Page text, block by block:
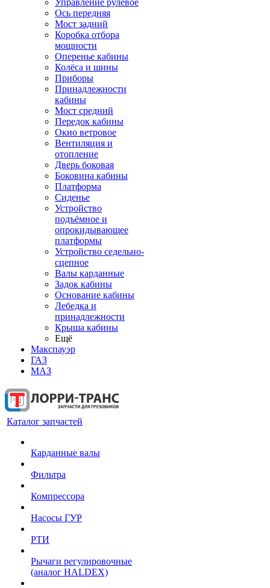
Управление рулевое
Ось передняя
Мост задний
Коробка отбора
мощности
Оперенье кабины
Колёса и шины
Приборы
Принадлежности
кабины
Мост средний
Передок кабины
Окно ветровое
Вентиляция и
отопление
Дверь боковая
Боковина кабины
Платформа
Сиденье
Устройство
подъёмное и
опрокидывающее
платформы
Устройство седельно-
сцепное
Валы карданные
Задок кабины
Основание кабины
Лебедка и
принадлежности
Крыша кабины
Ещё
Макспауэр
ГАЗ
МАЗ
Каталог запчастей
Карданные валы
Фильтра
Компрессора
Насосы ГУР
РТИ
Рычаги регулировочные
(аналог HALDEX)